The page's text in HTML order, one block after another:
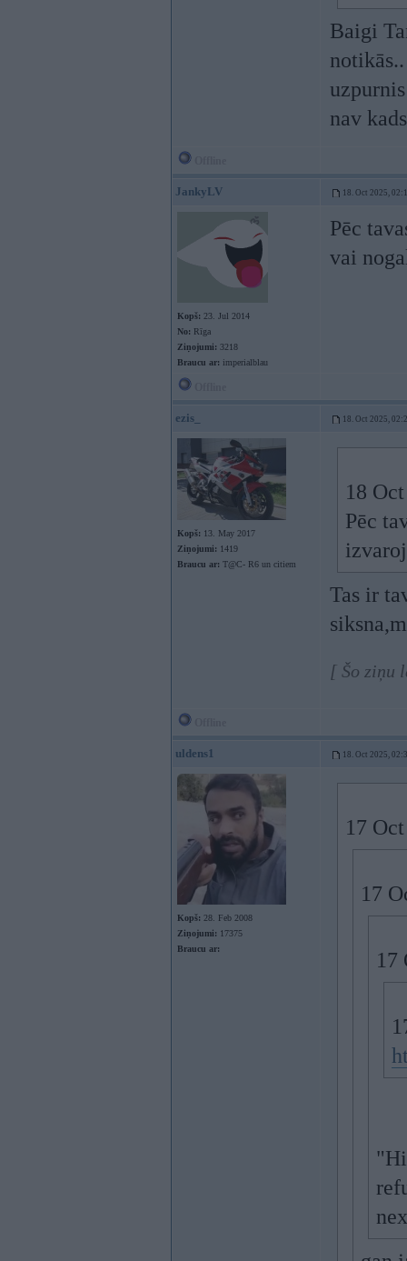
Baigi
nav
JankyLV 18. Oct 2025,
Kopš: 23. Jul 2014
No: Rīga
Ziņojumi: 3218
Braucu ar: imperialblau
Pēc
vai
ezis_ 18. Oct 2025,
Kopš: 13. May 2017
Ziņojumi: 1419
Braucu ar: T@C- R6 un citiem
18
Pēc
Tas ir
[ Šo ziņu
uldens1 18. Oct 2025,
Kopš: 28. Feb 2008
Ziņojumi: 17375
Braucu ar:
17
17
17